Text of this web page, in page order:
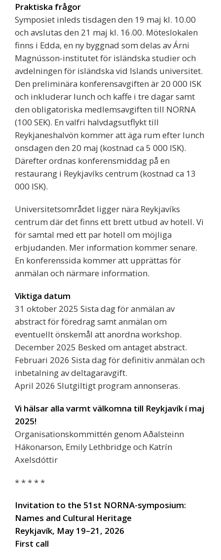
Praktiska frågor
Symposiet inleds tisdagen den 19 maj kl. 10.00
och avslutas den 21 maj kl. 16.00. Möteslokalen
finns i Edda, en ny byggnad som delas av Árni
Magnússon-institutet för isländska studier och
avdelningen för isländska vid Islands universitet.
Den preliminära konferensavgiften är 20 000 ISK
och inkluderar lunch och kaffe i tre dagar samt
den obligatoriska medlemsavgiften till NORNA
(100 SEK). En valfri halvdagsutflykt till
Reykjaneshalvön kommer att äga rum efter lunch
onsdagen den 20 maj (kostnad ca 5 000 ISK).
Därefter ordnas konferensmiddag på en
restaurang i Reykjavíks centrum (kostnad ca 13
000 ISK).
Universitetsområdet ligger nära Reykjavíks
centrum där det finns ett brett utbud av hotell. Vi
för samtal med ett par hotell om möjliga
erbjudanden. Mer information kommer senare.
En konferenssida kommer att upprättas för
anmälan och närmare information.
Viktiga datum
31 oktober 2025 Sista dag för anmälan av
abstract för föredrag samt anmälan om
eventuellt önskemål att anordna workshop.
December 2025 Besked om antaget abstract.
Februari 2026 Sista dag för definitiv anmälan och
inbetalning av deltagaravgift.
April 2026 Slutgiltigt program annonseras.
Vi hälsar alla varmt välkomna till Reykjavík í maj
2025!
Organisationskommittén genom Aðalsteinn
Hákonarson, Emily Lethbridge och Katrín
Axelsdóttir
* * * * *
Invitation to the 51st NORNA-symposium:
Names and Cultural Heritage
Reykjavík, May 19–21, 2026
First call